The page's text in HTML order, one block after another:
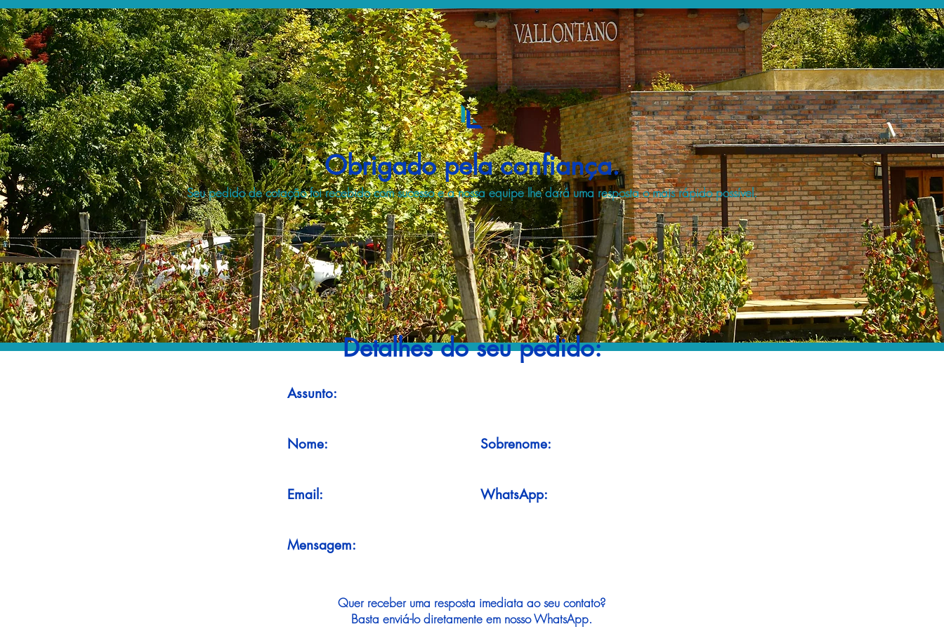
Obrigado pela confiança.
Seu pedido de cotação foi recebido com sucesso e a nossa equipe lhe dará uma resposta o mais rápido possível.
Detalhes do seu pedido:
Assunto:
Nome: Sobrenome:
Email: WhatsApp:
Mensagem:
Quer receber uma resposta imediata ao seu contato?
Basta enviá-lo diretamente em nosso WhatsApp.